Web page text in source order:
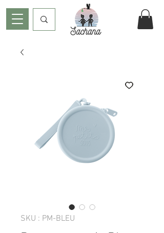
SKU : PM-BLEU